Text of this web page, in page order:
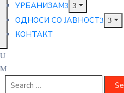
УРБАНИЗАМ
ОДНОСИ СО ЈАВНОСТ
КОНТАКТ